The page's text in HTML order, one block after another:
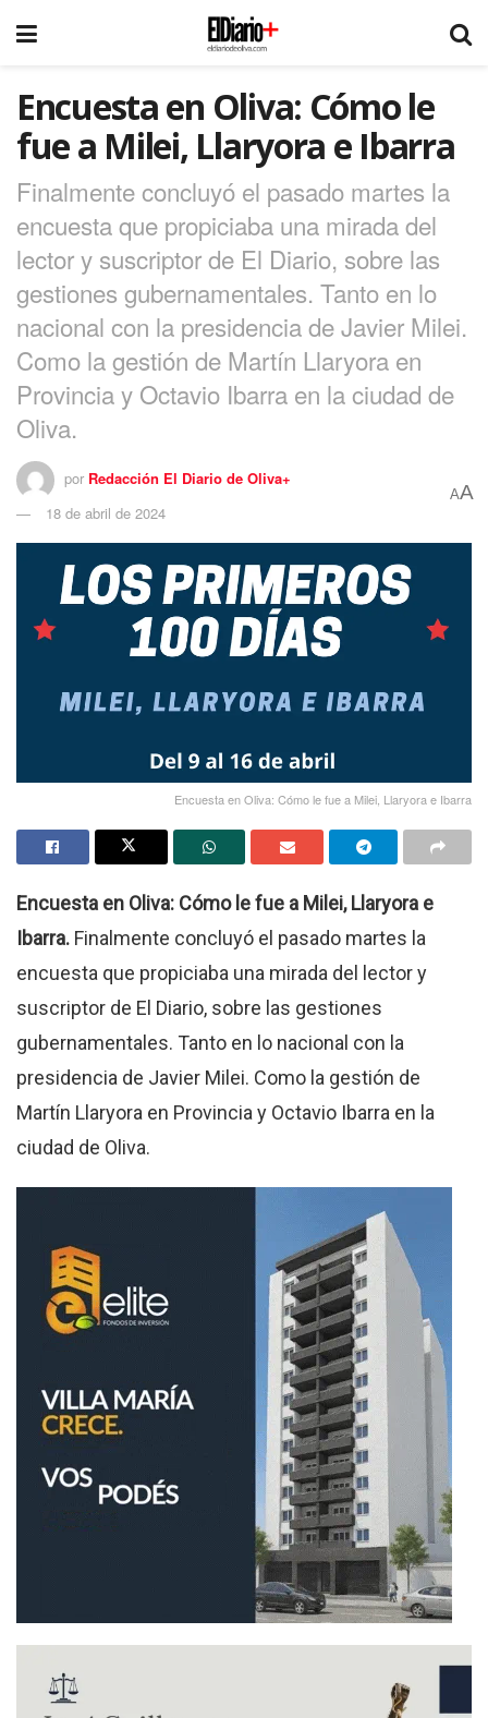
Encuesta en Oliva: Cómo le
fue a Milei, Llaryora e Ibarra
Finalmente concluyó el pasado martes la
encuesta que propiciaba una mirada del
lector y suscriptor de El Diario, sobre las
gestiones gubernamentales. Tanto en lo
nacional con la presidencia de Javier Milei.
Como la gestión de Martín Llaryora en
Provincia y Octavio Ibarra en la ciudad de
Oliva.
por Redacción El Diario de Oliva+
18 de abril de 2024
AA
Encuesta en Oliva: Cómo le fue a Milei, Llaryora e Ibarra
Encuesta en Oliva: Cómo le fue a Milei, Llaryora e
Ibarra. Finalmente concluyó el pasado martes la
encuesta que propiciaba una mirada del lector y
suscriptor de El Diario, sobre las gestiones
gubernamentales. Tanto en lo nacional con la
presidencia de Javier Milei. Como la gestión de
Martín Llaryora en Provincia y Octavio Ibarra en la
ciudad de Oliva.